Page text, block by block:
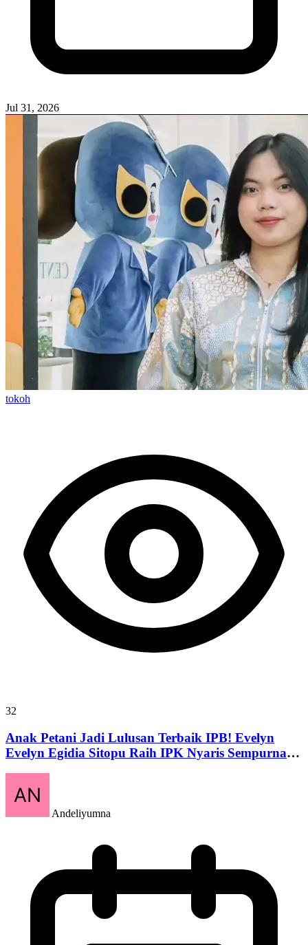
Jul 31, 2026
tokoh
32
Anak Petani Jadi Lulusan Terbaik IPB! Evelyn
Evelyn Egidia Sitopu Raih IPK Nyaris Sempurna
Andeliyumna